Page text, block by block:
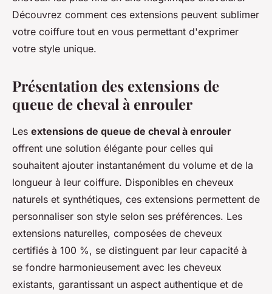
Découvrez comment ces extensions peuvent sublimer
votre coiffure tout en vous permettant d'exprimer
votre style unique.
Présentation des extensions de
queue de cheval à enrouler
Les extensions de queue de cheval à enrouler
offrent une solution élégante pour celles qui
souhaitent ajouter instantanément du volume et de la
longueur à leur coiffure. Disponibles en cheveux
naturels et synthétiques, ces extensions permettent de
personnaliser son style selon ses préférences. Les
extensions naturelles, composées de cheveux
certifiés à 100 %, se distinguent par leur capacité à
se fondre harmonieusement avec les cheveux
existants, garantissant un aspect authentique et de